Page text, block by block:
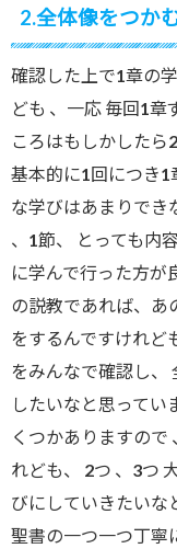
2.全体像をつか
確認した上で1章の
ども 、一応 毎回1章
ころはもしかしたら
基本的に1回につき1
な学びはあまりでき
、1節、 とっても内
に学んで行った方が
の説教であれば、あ
をするんですけれど
をみんなで確認し、
したいなと思ってい
くつかありますので
れども、 2つ 、3つ
びにしていきたいな
聖書の一つ一つ丁寧